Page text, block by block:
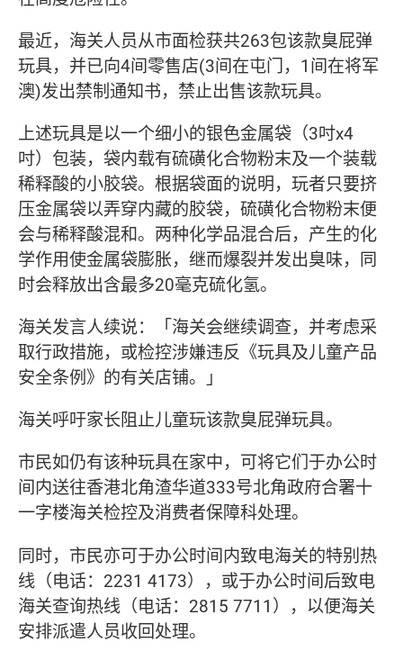
最近，海关人员从市面检获共263包该款臭屁弹
玩具，并已向4间零售店(3间在屯门，1间在将军
澳)发出禁制通知书，禁止出售该款玩具。
上述玩具是以一个细小的银色金属袋（3吋x4
吋）包装，袋内载有硫磺化合物粉末及一个装载
稀释酸的小胶袋。根据袋面的说明，玩者只要挤
压金属袋以弄穿内藏的胶袋，硫磺化合物粉末便
会与稀释酸混和。两种化学品混合后，产生的化
学作用使金属袋膨胀，继而爆裂并发出臭味，同
时会释放出含最多20毫克硫化氢。
海关发言人续说：「海关会继续调查，并考虑采
取行政措施，或检控涉嫌违反《玩具及儿童产品
安全条例》的有关店铺。」
海关呼吁家长阻止儿童玩该款臭屁弹玩具。
市民如仍有该种玩具在家中，可将它们于办公时
间内送往香港北角渣华道333号北角政府合署十
一字楼海关检控及消费者保障科处理。
同时，市民亦可于办公时间内致电海关的特别热
线（电话：2231 4173），或于办公时间后致电
海关查询热线（电话：2815 7711），以便海关
安排派遣人员收回处理。